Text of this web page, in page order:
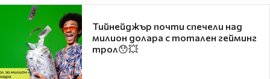
Тийнейджър почти спечели над
милион долара с тотален гейминг
трол😯💥